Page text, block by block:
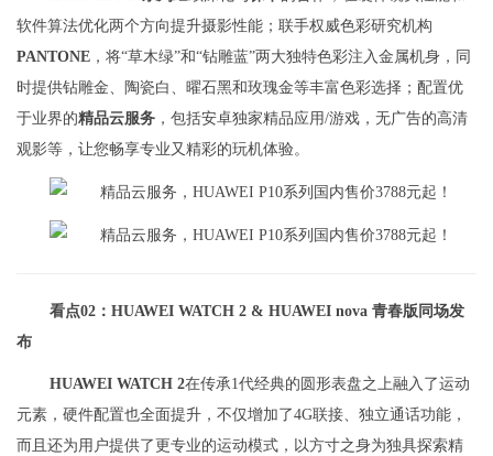
软件算法优化两个方向提升摄影性能；联手权威色彩研究机构
PANTONE ，将“草木绿”和“钻雕蓝”两大独特色彩注入金属机身，同
时提供钻雕金、陶瓷白、曜石黑和玫瑰金等丰富色彩选择；配置优
于业界的精品云服务 ，包括安卓独家精品应用/游戏，无广告的高清
观影等，让您畅享专业又精彩的玩机体验。
看点02：HUAWEI WATCH 2 & HUAWEI nova 青春版同场发
布
HUAWEI WATCH 2在传承1代经典的圆形表盘之上融入了运动
元素，硬件配置也全面提升，不仅增加了4G联接、独立通话功能，
而且还为用户提供了更专业的运动模式，以方寸之身为独具探索精